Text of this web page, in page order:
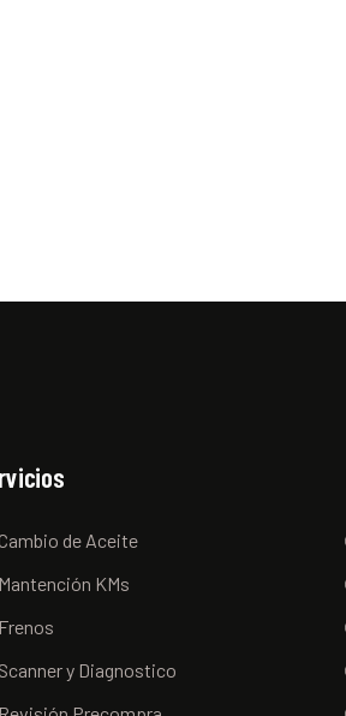
de Aceite
Mantención KMs
Frenos
Scanner y Diagnostico